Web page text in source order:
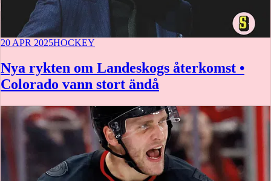
20 APR 2025HOCKEY
Nya rykten om Landeskogs återkomst •
Colorado vann stort ändå